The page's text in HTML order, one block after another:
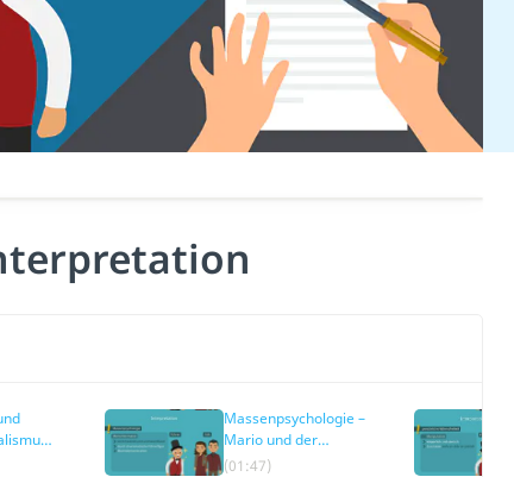
Massenpsychologie –
Mario und der
Zauberer
(01:47)